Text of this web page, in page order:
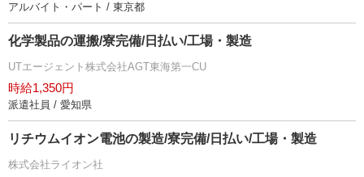
アルバイト・パート / 東京都
化学製品の運搬/寮完備/日払い/工場・製造
UTエージェント株式会社AGT東海第一CU
時給1,350円
派遣社員 / 愛知県
リチウムイオン電池の製造/寮完備/日払い/工場・製造
株式会社ライオン社